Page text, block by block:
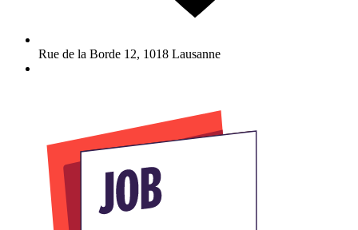
Rue de la Borde 12, 1018 Lausanne